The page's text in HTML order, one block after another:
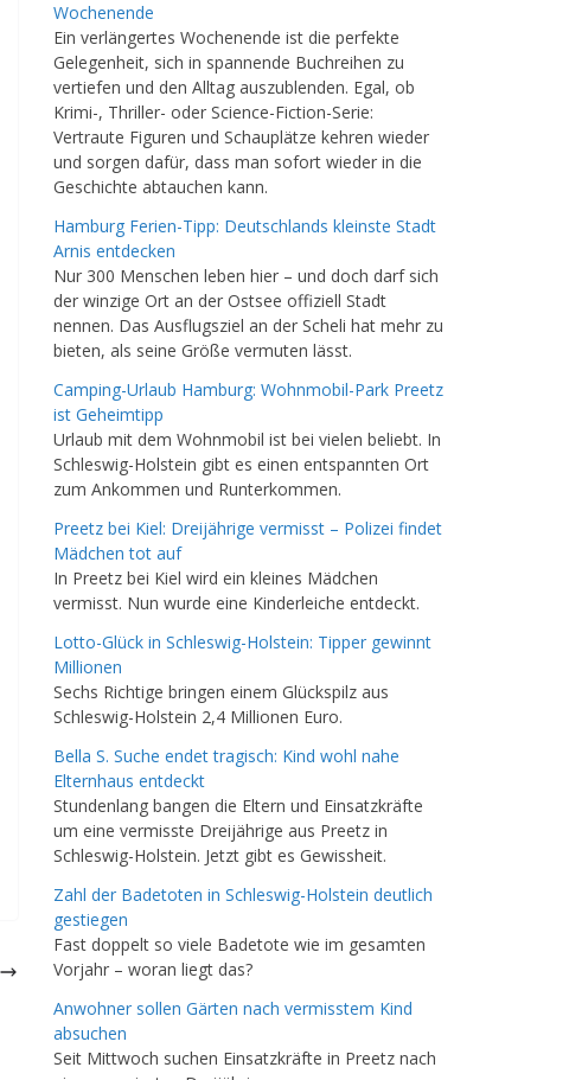
Wochenende
Ein verlängertes Wochenende ist die perfekte
Gelegenheit, sich in spannende Buchreihen zu
vertiefen und den Alltag auszublenden. Egal, ob
Krimi-, Thriller- oder Science-Fiction-Serie:
Vertraute Figuren und Schauplätze kehren wieder
und sorgen dafür, dass man sofort wieder in die
Geschichte abtauchen kann.
Hamburg Ferien-Tipp: Deutschlands kleinste Stadt
Arnis entdecken
Nur 300 Menschen leben hier – und doch darf sich
der winzige Ort an der Ostsee offiziell Stadt
nennen. Das Ausflugsziel an der Scheli hat mehr zu
bieten, als seine Größe vermuten lässt.
Camping-Urlaub Hamburg: Wohnmobil-Park Preetz
ist Geheimtipp
Urlaub mit dem Wohnmobil ist bei vielen beliebt. In
Schleswig-Holstein gibt es einen entspannten Ort
zum Ankommen und Runterkommen.
Preetz bei Kiel: Dreijährige vermisst – Polizei findet
Mädchen tot auf
In Preetz bei Kiel wird ein kleines Mädchen
vermisst. Nun wurde eine Kinderleiche entdeckt.
Lotto-Glück in Schleswig-Holstein: Tipper gewinnt
Millionen
Sechs Richtige bringen einem Glückspilz aus
Schleswig-Holstein 2,4 Millionen Euro.
Bella S. Suche endet tragisch: Kind wohl nahe
Elternhaus entdeckt
Stundenlang bangen die Eltern und Einsatzkräfte
um eine vermisste Dreijährige aus Preetz in
Schleswig-Holstein. Jetzt gibt es Gewissheit.
Zahl der Badetoten in Schleswig-Holstein deutlich
gestiegen
Fast doppelt so viele Badetote wie im gesamten
Vorjahr – woran liegt das?
Anwohner sollen Gärten nach vermisstem Kind
absuchen
Seit Mittwoch suchen Einsatzkräfte in Preetz nach